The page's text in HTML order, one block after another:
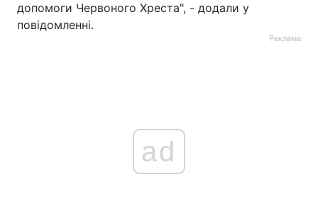
допомоги Червоного Хреста", - додали у
повідомленні.
Реклама
ad